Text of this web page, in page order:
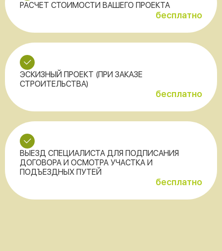
РАСЧЕТ СТОИМОСТИ ВАШЕГО ПРОЕКТА
бесплатно
ЭСКИЗНЫЙ ПРОЕКТ (ПРИ ЗАКАЗЕ
СТРОИТЕЛЬСТВА)
бесплатно
ВЫЕЗД СПЕЦИАЛИСТА ДЛЯ ПОДПИСАНИЯ
ДОГОВОРА И ОСМОТРА УЧАСТКА И
ПОДЪЕЗДНЫХ ПУТЕЙ
бесплатно